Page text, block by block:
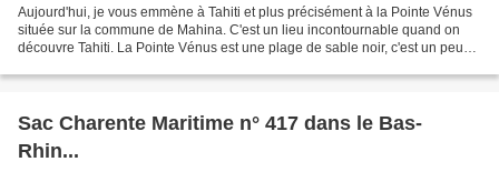
Aujourd'hui, je vous emmène à Tahiti et plus précisément à la Pointe Vénus
située sur la commune de Mahina. C'est un lieu incontournable quand on
découvre Tahiti. La Pointe Vénus est une plage de sable noir, c'est un peu
Sac Charente Maritime n° 417 dans le Bas-
Rhin...